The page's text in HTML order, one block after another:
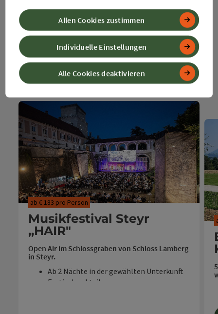
Unsere
Spezialangebot
e zum
Spitzenpreis
ab € 183 pro Person
Musikfestival Steyr
„HAIR"
Open Air im Schlossgraben von Schloss Lamberg
in Steyr.
Ab 2 Nächte in der gewählten Unterkunft
Festivalcocktail
Alle Cookies deaktivieren
Individuelle Einstellungen
Allen Cookies zustimmen